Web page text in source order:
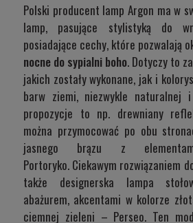
Polski producent lamp Argon ma w
lamp, pasujące stylistyką do
posiadające cechy, które pozwalają
nocne do sypialni boho. Dotyczy to
jakich zostały wykonane, jak i
barw ziemi, niezwykle naturalnej i
propozycje to np. drewniany
można przymocować po obu
jasnego brązu z
Portoryko. Ciekawym rozwiązaniem
także designerska lampa
abażurem, akcentami w kolorze
ciemnej zieleni – Perseo. Ten